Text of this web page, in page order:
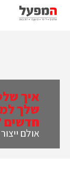
איך
שלך
חדשים
אולם